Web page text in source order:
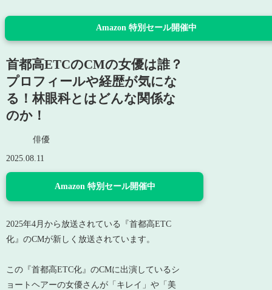
Amazon 特別セール開催中
首都高ETCのCMの女優は誰？
プロフィールや経歴が気にな
る！林眼科とはどんな関係な
のか！
俳優
2025.08.11
Amazon 特別セール開催中
2025年4月から放送されている『首都高ETC
化』のCMが新しく放送されています。
この『首都高ETC化』のCMに出演しているシ
ョートヘアーの女優さんが「キレイ」や「美